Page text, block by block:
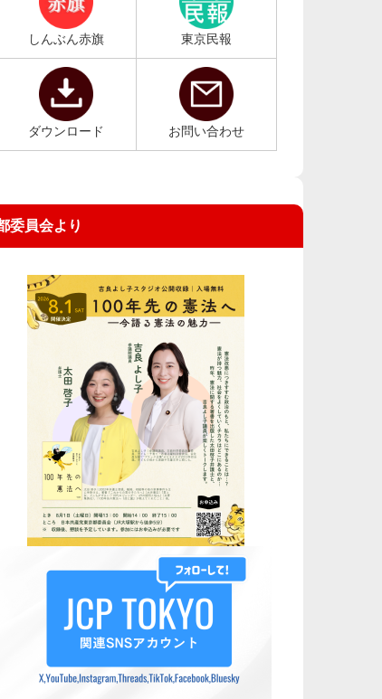
しんぶん赤旗 東京民報
ダウンロード お問い合わせ
委員会より